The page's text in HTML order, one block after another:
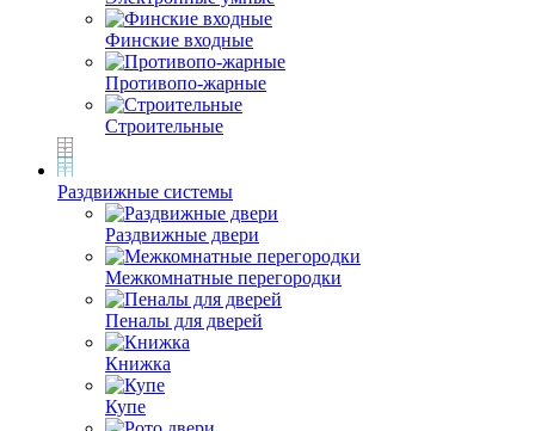
Финские входные
Противопо-жарные
Строительные
Раздвижные системы
Раздвижные двери
Межкомнатные перегородки
Пеналы для дверей
Книжка
Купе